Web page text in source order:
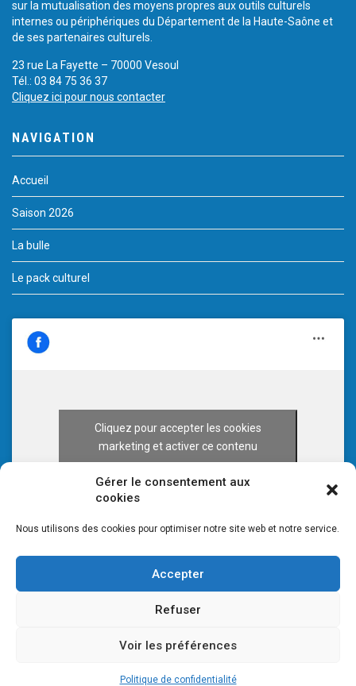
Gérer le consentement aux
cookies
Nous utilisons des cookies pour optimiser notre site web et notre service.
Accepter
Refuser
Voir les préférences
Politique de confidentialité
sur la mutualisation des moyens propres aux outils culturels
internes ou périphériques du Département de la Haute-Saône et
de ses partenaires culturels.
23 rue La Fayette – 70000 Vesoul
Tél.: 03 84 75 36 37
Cliquez ici pour nous contacter
NAVIGATION
Accueil
Saison 2026
La bulle
Le pack culturel
Cliquez pour accepter les cookies
marketing et activer ce contenu
© 2026 CULTURE 70 -Mentions légales-